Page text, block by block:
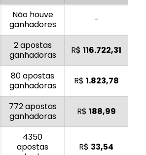
Não houve
ganhadores
-
2 apostas
ganhadoras
R$ 116.722,31
80 apostas
ganhadoras
R$ 1.823,78
772 apostas
ganhadoras
R$ 188,99
4350
apostas
R$ 33,54